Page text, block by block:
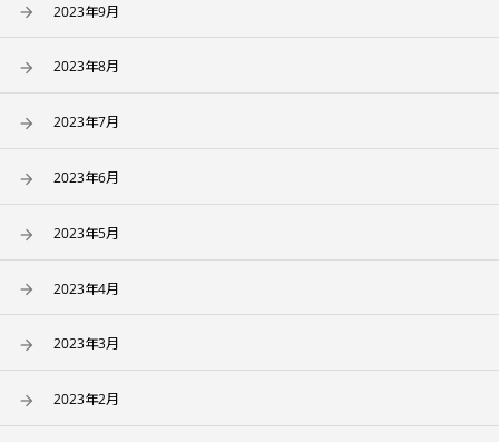
2023年9月
2023年8月
2023年7月
2023年6月
2023年5月
2023年4月
2023年3月
2023年2月